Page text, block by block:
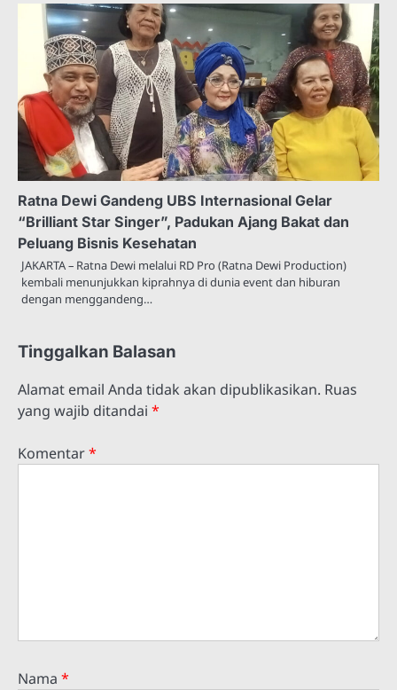
Ratna Dewi Gandeng UBS Internasional Gelar
“Brilliant Star Singer”, Padukan Ajang Bakat dan
Peluang Bisnis Kesehatan
JAKARTA – Ratna Dewi melalui RD Pro (Ratna Dewi Production)
kembali menunjukkan kiprahnya di dunia event dan hiburan
dengan menggandeng…
Tinggalkan Balasan
Alamat email Anda tidak akan dipublikasikan. Ruas
yang wajib ditandai *
Komentar*
Nama *